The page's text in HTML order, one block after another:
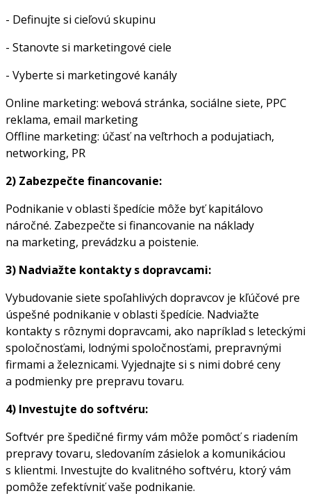
- Definujte si cieľovú skupinu
- Stanovte si marketingové ciele
- Vyberte si marketingové kanály
Online marketing: webová stránka, sociálne siete, PPC
reklama, email marketing
Offline marketing: účasť na veľtrhoch a podujatiach,
networking, PR
2) Zabezpečte financovanie:
Podnikanie v oblasti špedície môže byť kapitálovo
náročné. Zabezpečte si financovanie na náklady
na marketing, prevádzku a poistenie.
3) Nadviažte kontakty s dopravcami:
Vybudovanie siete spoľahlivých dopravcov je kľúčové pre
úspešné podnikanie v oblasti špedície. Nadviažte
kontakty s rôznymi dopravcami, ako napríklad s leteckými
spoločnosťami, lodnými spoločnosťami, prepravnými
firmami a železnicami. Vyjednajte si s nimi dobré ceny
a podmienky pre prepravu tovaru.
4) Investujte do softvéru:
Softvér pre špedičné firmy vám môže pomôcť s riadením
prepravy tovaru, sledovaním zásielok a komunikáciou
s klientmi. Investujte do kvalitného softvéru, ktorý vám
pomôže zefektívniť vaše podnikanie.